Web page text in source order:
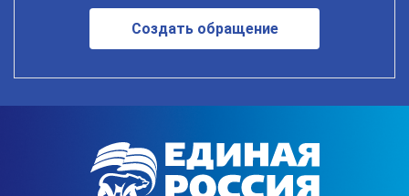
Создать обращение